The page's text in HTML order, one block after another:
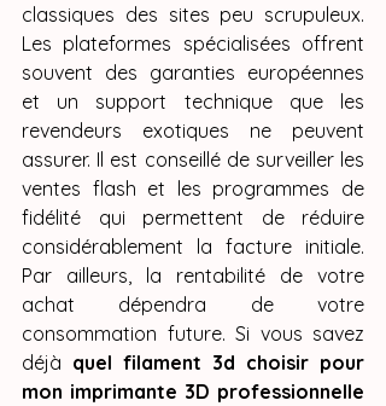
classiques des sites peu scrupuleux.
Les plateformes spécialisées offrent
souvent des garanties européennes
et un support technique que les
revendeurs exotiques ne peuvent
assurer. Il est conseillé de surveiller les
ventes flash et les programmes de
fidélité qui permettent de réduire
considérablement la facture initiale.
Par ailleurs, la rentabilité de votre
achat dépendra de votre
consommation future. Si vous savez
déjà quel filament 3d choisir pour
mon imprimante 3D professionnelle